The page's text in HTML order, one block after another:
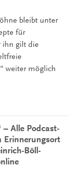
bleibt unter
für
ihn gilt die
weiter möglich
Alle Podcast-
Erinnerungsort
Böll-